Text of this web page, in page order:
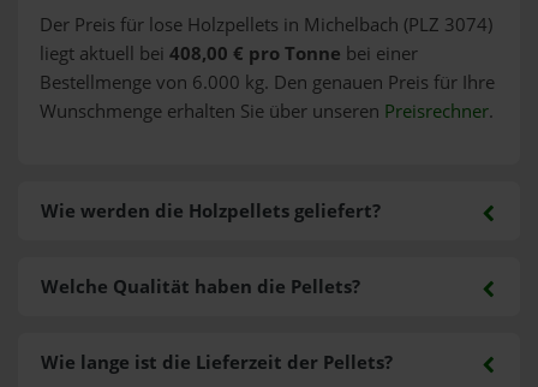
Der Preis für lose Holzpellets in Michelbach (PLZ 3074)
liegt aktuell bei 408,00 € pro Tonne bei einer
Bestellmenge von 6.000 kg. Den genauen Preis für Ihre
Wunschmenge erhalten Sie über unseren Preisrechner.
Wie werden die Holzpellets geliefert?
Welche Qualität haben die Pellets?
Wie lange ist die Lieferzeit der Pellets?